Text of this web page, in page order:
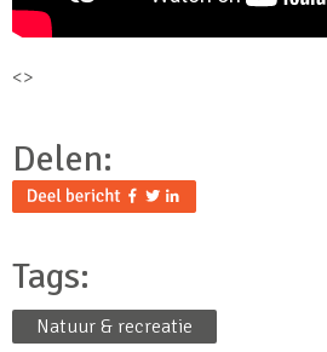
<>
Delen:
Tags:
Natuur & recreatie